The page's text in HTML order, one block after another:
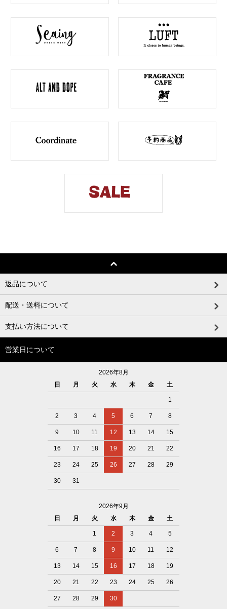
返品について
配送・送料について
支払い方法について
営業日について
2026年8月
日
月 火 水 木 金 土
1
2 3 4 5 6 7 8
9 10 11 12 13 14 15
16 17 18 19 20 21 22
23 24 25 26 27 28 29
30 31
2026年9月
日
月 火 水 木 金 土
1 2 3 4 5
6 7 8 9 10 11 12
13 14 15 16 17 18 19
20 21 22 23 24 25 26
27 28 29 30